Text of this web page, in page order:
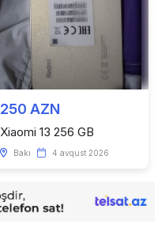
250 AZN
Xiaomi 13 256 GB
Bakı 4 avqust 2026